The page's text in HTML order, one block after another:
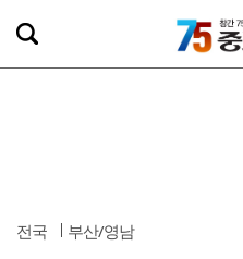
전국 부산/영남